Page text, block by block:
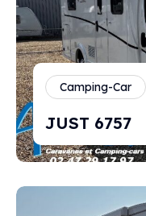
Camping-Car
JUST 6757